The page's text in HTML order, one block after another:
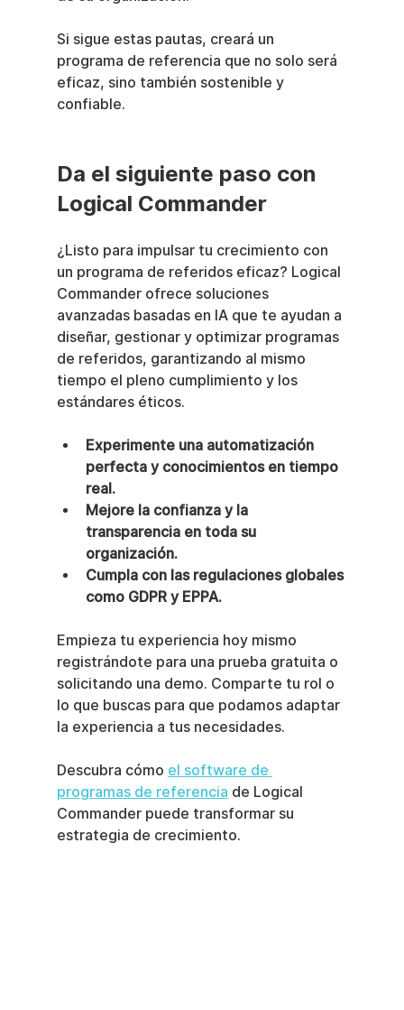
Si sigue estas pautas, creará un
programa de referencia que no solo será
eficaz, sino también sostenible y
confiable.
Da el siguiente paso con
Logical Commander
¿Listo para impulsar tu crecimiento con
un programa de referidos eficaz? Logical
Commander ofrece soluciones
avanzadas basadas en IA que te ayudan a
diseñar, gestionar y optimizar programas
de referidos, garantizando al mismo
tiempo el pleno cumplimiento y los
estándares éticos.
Experimente una automatización
perfecta y conocimientos en tiempo
real.
Mejore la confianza y la
transparencia en toda su
organización.
Cumpla con las regulaciones globales
como GDPR y EPPA.
Empieza tu experiencia hoy mismo
registrándote para una prueba gratuita o
solicitando una demo. Comparte tu rol o
lo que buscas para que podamos adaptar
la experiencia a tus necesidades.
Descubra cómo el software de
programas de referencia de Logical
Commander puede transformar su
estrategia de crecimiento.